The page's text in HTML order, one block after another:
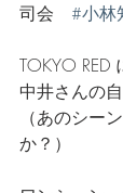
司会 #小林
TOKYO RED
中井さんの
（あのシー
か？）